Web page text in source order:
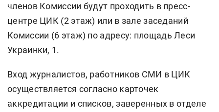
членов Комиссии будут проходить в пресс-
центре ЦИК (2 этаж) или в зале заседаний
Комиссии (6 этаж) по адресу: площадь Леси
Украинки, 1.
Вход журналистов, работников СМИ в ЦИК
осуществляется согласно карточек
аккредитации и списков, заверенных в отделе